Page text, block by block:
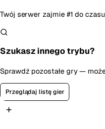
Twój serwer zajmie #1 do
Szukasz innego trybu?
Sprawdź pozostałe gry —
Przeglądaj listę gier